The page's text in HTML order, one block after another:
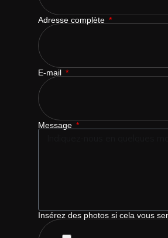
Adresse complète
E-mail
Message
Insérez des photos si cela vous